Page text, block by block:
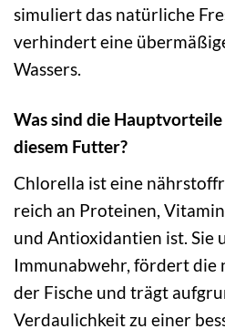
simuliert das natürliche
verhindert eine
Wassers.
Was sind die
diesem Futter?
Chlorella ist eine
reich an Proteinen,
und Antioxidantien ist. Sie
Immunabwehr, fördert
der Fische und trägt
Verdaulichkeit zu einer